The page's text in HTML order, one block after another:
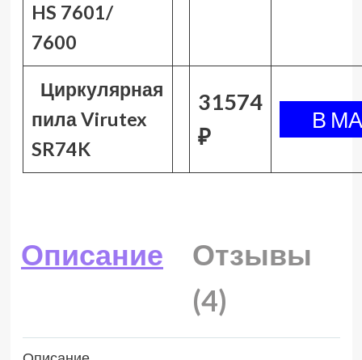
HS 7601/
7600
Циркулярная
пила Virutex
SR74K
31574
₽
Описание
Отзывы
(4)